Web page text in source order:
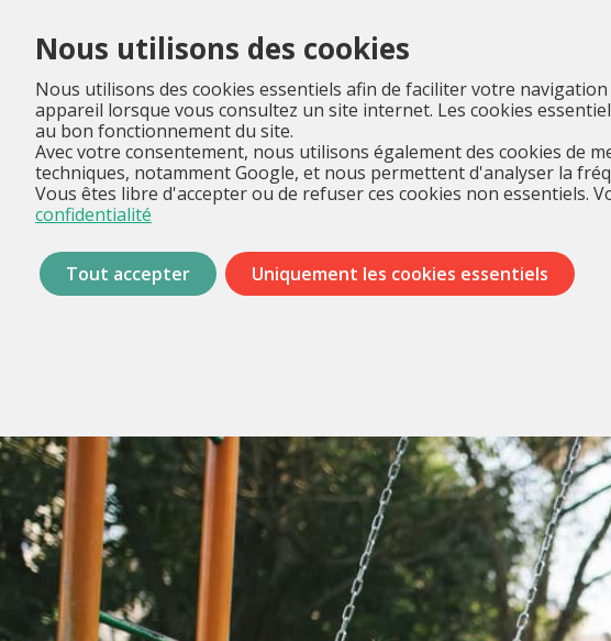
Nous utilisons des cookies
Nous utilisons des cookies essentiels afin de faciliter votre
appareil lorsque vous consultez un site internet. Les cookies
au bon fonctionnement du site.
Avec votre consentement, nous utilisons également des cookies de
techniques, notamment Google, et nous permettent d'analyser la
Vous êtes libre d'accepter ou de refuser ces cookies non essentiels.
confidentialité
Tout accepter Uniquement les cookies essentiels